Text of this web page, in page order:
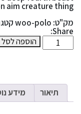
aim creature thing.
מק"ט:woo-polo
Share:
כמות
של
הוספה לסל
תיאור מידע